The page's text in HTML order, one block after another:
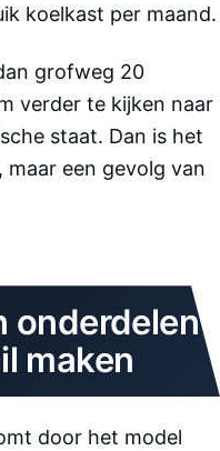
koelkast per maand.
grofweg 20
verder te kijken naar
staat. Dan is het
een gevolg van
onderdelen
maken
door het model